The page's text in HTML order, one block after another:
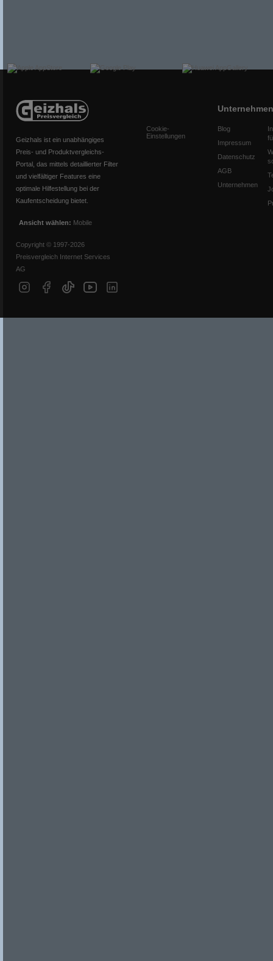
Geizhals ist ein unabhängiges
Preis- und Produktvergleichs-
Portal, das mittels detaillierter Filter
und vielfältiger Features eine
optimale Hilfestellung bei der
Kaufentscheidung bietet.
Ansicht wählen: Mobile
Copyright © 1997-2026
Preisvergleich Internet Services
AG
Cookie-
Einstellungen
Unternehmen
Blog
Impressum
Datenschutz
AGB
Unternehmen